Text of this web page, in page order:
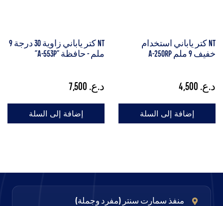
NT كتر ياباني استخدام
خفيف 9 ملم A-250RP
د.ع.
إضافة إلى السلة
NT كتر ياباني زاوية 30 درجة 9
ملم - حافظة "A-553P"
د.ع.
إضافة إلى السلة
منفذ سمارت سنتر (مفرد وجملة)